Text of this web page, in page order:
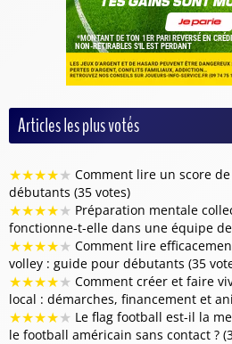
Articles les plus votés
★★★★★ Comment lire un score
débutants (35 votes)
★★★★★ Préparation mentale
fonctionne-t-elle dans une équipe
★★★★★ Comment lire
volley : guide pour débutants (35
★★★★★ Comment créer et faire
local : démarches, financement et
★★★★★ Le flag football est-il la
le football américain sans contact ?